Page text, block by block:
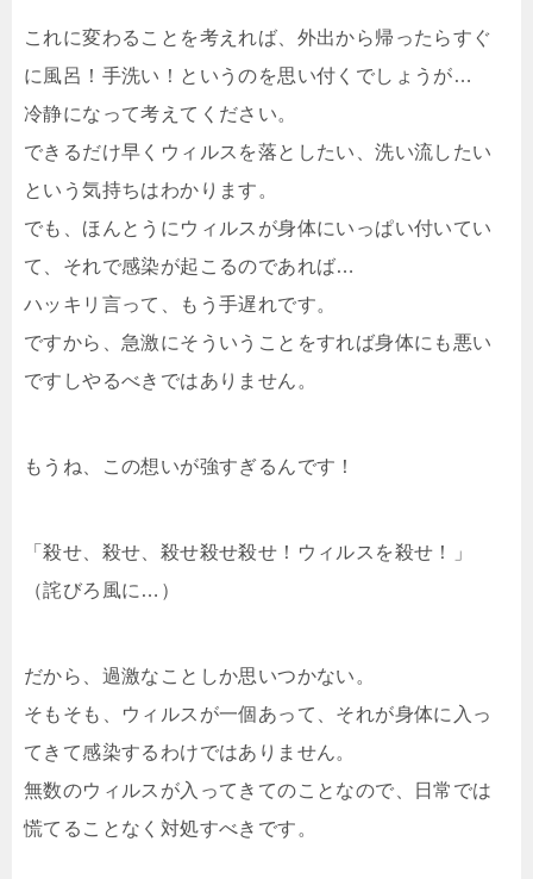
これに変わることを考えれば、外出から帰ったらすぐ
に風呂！手洗い！というのを思い付くでしょうが…
冷静になって考えてください。
できるだけ早くウィルスを落としたい、洗い流したい
という気持ちはわかります。
でも、ほんとうにウィルスが身体にいっぱい付いてい
て、それで感染が起こるのであれば…
ハッキリ言って、もう手遅れです。
ですから、急激にそういうことをすれば身体にも悪い
ですしやるべきではありません。
もうね、この想いが強すぎるんです！
「殺せ、殺せ、殺せ殺せ殺せ！ウィルスを殺せ！」
（詫びろ風に…）
だから、過激なことしか思いつかない。
そもそも、ウィルスが一個あって、それが身体に入っ
てきて感染するわけではありません。
無数のウィルスが入ってきてのことなので、日常では
慌てることなく対処すべきです。